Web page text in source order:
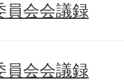
員会会議録
員会会議録